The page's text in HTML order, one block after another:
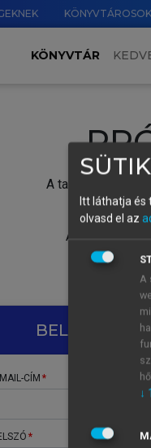
KÖNYVTÁR
A tartalom
A
BELÉPÉS
CÍM
Itt láthatja és
olvasd el az
A
↓ 1